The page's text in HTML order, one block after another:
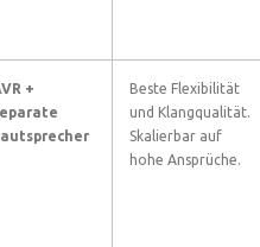
+
Beste Flexibilität
und Klangqualität.
Skalierbar auf
hohe Ansprüche.